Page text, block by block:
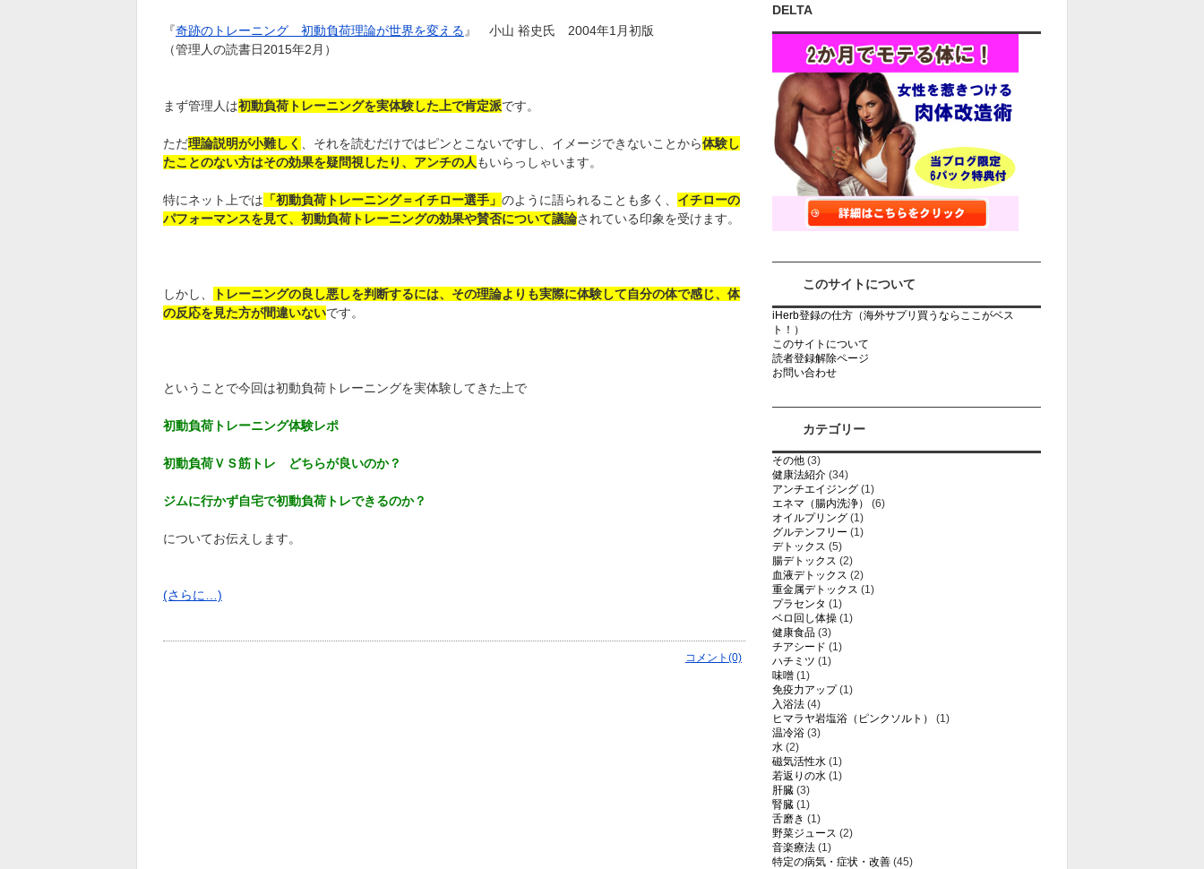
『奇跡のトレーニング 初動負荷理論が世界を変える 』 小山 裕史氏 2004年1月初版
（管理人の読書日2015年2月）
まず管理人は初動負荷トレーニングを実体験した上で肯定派です。
ただ理論説明が小難しく 、それを読むだけではピンとこないですし、イメージできないことから体験し
たことのない方はその効果を疑問視したり、アンチの人 もいらっしゃいます。
特にネット上では 「初動負荷トレーニング＝イチロー選手」 のように語られることも多く、 イチローの
パフォーマンスを見て、初動負荷トレーニングの効果や賛否について議論されている印象を受けます。
しかし、
トレーニングの良し悪しを判断するには、その理論よりも実際に体験して自分の体で感じ、体
の反応を見た方が間違いないです。
ということで今回は初動負荷トレーニングを実体験してきた上で
初動負荷トレーニング体験レポ
初動負荷ＶＳ筋トレ どちらが良いのか？
ジムに行かず自宅で初動負荷トレできるのか？
についてお伝えします。
(さらに…)
コメント(0)
DELTA
このサイトについて
iHerb登録の仕方（海外サプリ買うならここがベス
ト！）
このサイトについて
読者登録解除ページ
お問い合わせ
カテゴリー
その他 (3)
健康法紹介 (34)
アンチエイジング (1)
エネマ（腸内洗浄）
(6)
オイルプリング (1)
グルテンフリー (1)
デトックス (5)
腸デトックス (2)
血液デトックス (2)
重金属デトックス (1)
プラセンタ (1)
ベロ回し体操 (1)
健康食品 (3)
チアシード (1)
ハチミツ (1)
味噌 (1)
免疫力アップ(1)
入浴法 (4)
ヒマラヤ岩塩浴（ピンクソルト）
(1)
温冷浴 (3)
水 (2)
磁気活性水 (1)
若返りの水 (1)
肝臓 (3)
腎臓 (1)
舌磨き (1)
野菜ジュース (2)
音楽療法 (1)
特定の病気・症状・改善 (45)